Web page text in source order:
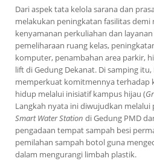
Dari aspek tata kelola sarana dan
melakukan peningkatan fasilitas
kenyamanan perkuliahan dan
pemeliharaan ruang kelas,
komputer, penambahan area parkir,
lift di Gedung Dekanat. Di samping itu,
memperkuat komitmennya terhadap
hidup melalui inisiatif kampus hijau (
Langkah nyata ini diwujudkan melalui
Smart Water Station di Gedung PMD
pengadaan tempat sampah besi
pemilahan sampah botol guna
dalam mengurangi limbah plastik.